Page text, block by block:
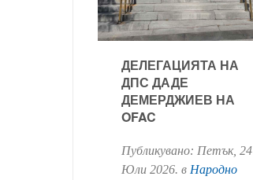
ДЕЛЕГАЦИЯТА НА
ДПС ДАДЕ
ДЕМЕРДЖИЕВ НА
OFAC
Публикувано: Петък, 24
Юли 2026. в Народно